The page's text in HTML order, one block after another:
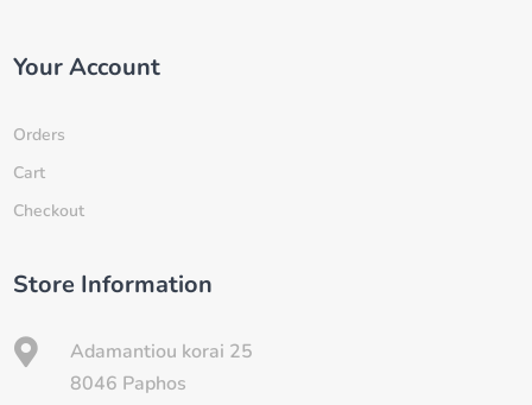
Your Account
Orders
Cart
Checkout
Store Information

Adamantiou korai 25
8046 Paphos